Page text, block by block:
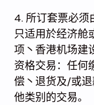
4. 所订套票必须
只适用於经济舱
项丶香港机场建
资格交易：任何
偿丶退货及/或
他类别的交易。